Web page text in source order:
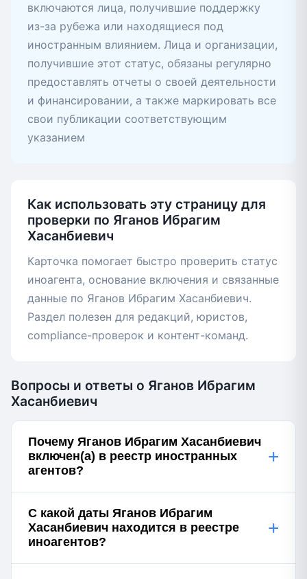
включаются лица, получившие поддержку
из-за рубежа или находящиеся под
иностранным влиянием. Лица и организации,
получившие этот статус, обязаны регулярно
предоставлять отчеты о своей деятельности
и финансировании, а также маркировать все
свои публикации соответствующим
указанием
Как использовать эту страницу для
проверки по Яганов Ибрагим
Хасанбиевич
Карточка помогает быстро проверить статус
иноагента, основание включения и связанные
данные по Яганов Ибрагим Хасанбиевич.
Раздел полезен для редакций, юристов,
compliance-проверок и контент-команд.
Вопросы и ответы о Яганов Ибрагим
Хасанбиевич
Почему Яганов Ибрагим Хасанбиевич
включен(а) в реестр иностранных
агентов?
+
С какой даты Яганов Ибрагим
Хасанбиевич находится в реестре
иноагентов?
+